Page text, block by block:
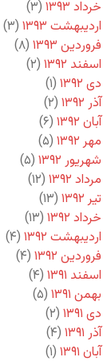
خرداد ۱۳۹۳
(۳)
اردیبهشت ۱۳۹۳
(۳)
فروردین ۱۳۹۳
(۸)
اسفند ۱۳۹۲
(۲)
دی ۱۳۹۲
(۱)
آذر ۱۳۹۲
(۲)
آبان ۱۳۹۲
(۶)
مهر ۱۳۹۲
(۵)
شهریور ۱۳۹۲
(۵)
مرداد ۱۳۹۲
(۱۲)
تیر ۱۳۹۲
(۱۳)
خرداد ۱۳۹۲
(۱۳)
اردیبهشت ۱۳۹۲
(۴)
فروردین ۱۳۹۲
(۴)
اسفند ۱۳۹۱
(۴)
بهمن ۱۳۹۱
(۵)
دی ۱۳۹۱
(۲)
آذر ۱۳۹۱
(۴)
آبان ۱۳۹۱
(۱)